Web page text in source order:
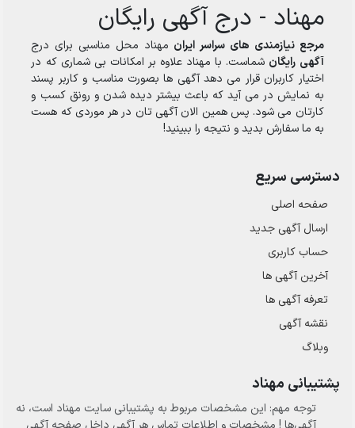
مهناد - درج آگهی رایگان
مرجع نیازمندی های سراسر ایران مهناد محل مناسبی برای درج
آگهی رایگان شماست. با مهناد علاوه بر امکانات بی شماری که در
اختیار کاربران قرار می دهد آگهی ها بصورت مناسب و کاربر پسند
به نمایش در می آید که باعث بیشتر دیده شدن و رونق کسب و
کارتان می شود. پس همین الان آگهی تان در هر موردی که هست
به ما سفارش بدید و نتیجه را ببینید!
دسترسی سریع
صفحه اصلی
ارسال‌ آگهی جدید
حساب کاربری
آخرین آگهی ها
تعرفه آگهی ها
نقشه آگهی
وبلاگ
پشتیبانی مهناد
توجه مهم: این مشخصات مربوط به پشتیبانی سایت مهناد است، نه